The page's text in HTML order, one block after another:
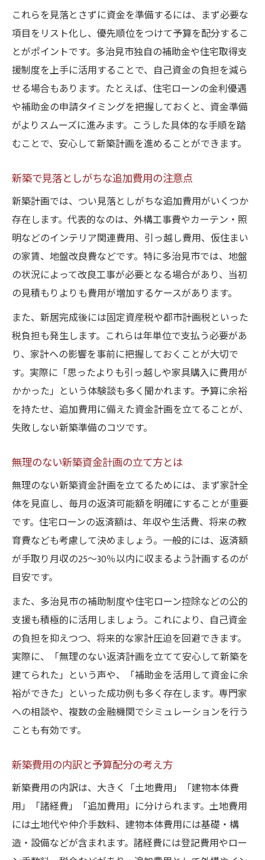
新築で失敗しない予算設定のコツとは
新築資金準備で考えるべき支出の優先順位
安心して新築を進めるための資金管理法
新築の資金計画で家計を守る工夫ポイント
これらを見落とさずに資金を準備するには、まず必要な
項目をリスト化し、優先順位をつけて予算を配分するこ
とがポイントです。多治見市独自の補助金や住宅取得支
援制度を上手に活用することで、自己資金の負担を減ら
せる場合もあります。たとえば、住宅ローンの金利優遇
や補助金の申請タイミングを把握しておくと、資金準備
がよりスムーズに進みます。こうした具体的な手順を踏
むことで、安心して新築計画を進めることができます。
新築で見落としがちな追加費用の注意点
新築計画では、つい見落としがちな追加費用がいくつか
存在します。代表的なのは、外構工事費やカーテン・照
明などのインテリア関連費用、引っ越し費用、仮住まい
の家賃、地盤改良費などです。特に多治見市では、地盤
の状況によって改良工事が必要となる場合があり、当初
の見積もりよりも費用が増加するケースがあります。
また、新居完成後には固定資産税や都市計画税といった
税負担も発生します。これらは年単位で支払う必要があ
り、家計への影響を事前に把握しておくことが大切で
す。実際に「思ったよりも引っ越しや家具購入に費用が
かかった」という体験談も多く聞かれます。予算に余裕
を持たせ、追加費用に備えた資金計画を立てることが、
失敗しない新築準備のコツです。
無理のない新築資金計画の立て方とは
無理のない新築資金計画を立てるためには、まず家計全
体を見直し、毎月の返済可能額を明確にすることが重要
です。住宅ローンの返済額は、年収や生活費、将来の教
育費なども考慮して決めましょう。一般的には、返済額
が手取り月収の25～30％以内に収まるよう計画するのが
目安です。
また、多治見市の補助制度や住宅ローン控除などの公的
支援も積極的に活用しましょう。これにより、自己資金
の負担を抑えつつ、将来的な家計圧迫を回避できます。
実際に、「無理のない返済計画を立てて安心して新築を
建てられた」という声や、「補助金を活用して資金に余
裕ができた」といった成功例も多く存在します。専門家
への相談や、複数の金融機関でシミュレーションを行う
ことも有効です。
新築費用の内訳と予算配分の考え方
新築費用の内訳は、大きく「土地費用」「建物本体費
用」「諸経費」「追加費用」に分けられます。土地費用
には土地代や仲介手数料、建物本体費用には基礎・構
造・設備などが含まれます。諸経費には登記費用やロー